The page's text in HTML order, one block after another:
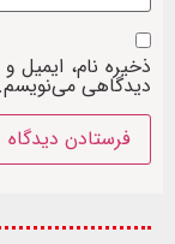
ذخیره نام، ایمیل
دیدگاهی می‌نویسم.